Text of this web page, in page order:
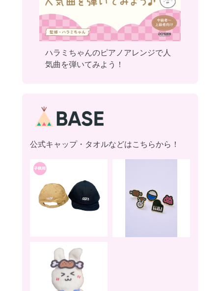
ハラミちゃんのピアノアレンジで人
気曲を弾いてみよう！
公式キャップ・タオルなどはこちらから！